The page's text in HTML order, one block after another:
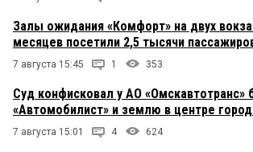
Залы ожидания «Комфорт» на двух
месяцев посетили 2,5 тысячи
7 августа 15:45 1 353
Суд конфисковал у АО «Омскавтотранс»
«Автомобилист» и землю в центре
7 августа 15:01 4 624